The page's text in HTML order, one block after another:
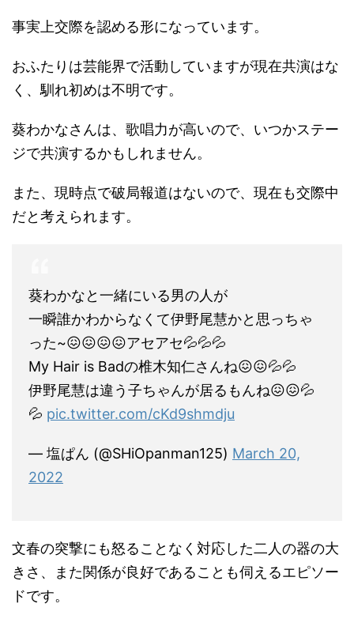
事実上交際を認める形になっています。
おふたりは芸能界で活動していますが現在共演はな
く、馴れ初めは不明です。
葵わかなさんは、歌唱力が高いので、いつかステー
ジで共演するかもしれません。
また、現時点で破局報道はないので、現在も交際中
だと考えられます。
葵わかなと一緒にいる男の人が
一瞬誰かわからなくて伊野尾慧かと思っちゃ
った~😖😖😖😖アセアセ💦💦💦
My Hair is Badの椎木知仁さんね😖😖💦💦
伊野尾慧は違う子ちゃんが居るもんね😖😖💦
💦 pic.twitter.com/cKd9shmdju
— 塩ぱん (@SHiOpanman125) March 20,
2022
文春の突撃にも怒ることなく対応した二人の器の大
きさ、また関係が良好であることも伺えるエピソー
ドです。